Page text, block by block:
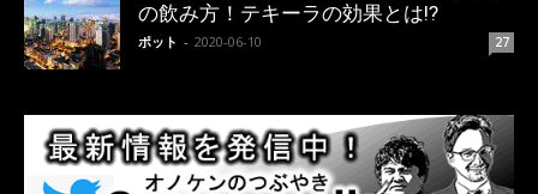
の飲み方！テキーラの効果とは!?
ポット - 2020-06-10 27